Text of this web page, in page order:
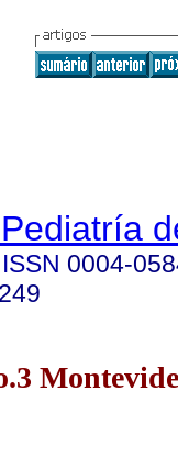
ISSN 0004-